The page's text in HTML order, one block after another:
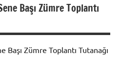
Başı Zümre Toplantı
Başı Zümre Toplantı Tutanağı